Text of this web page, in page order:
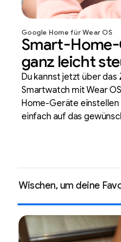
Google Home für Wear OS
Smart-
ganz leicht
Du kannst jetzt über
Smartwatch mit Wear
Home-Geräte einstellen
einfach auf das
Wischen, um deine